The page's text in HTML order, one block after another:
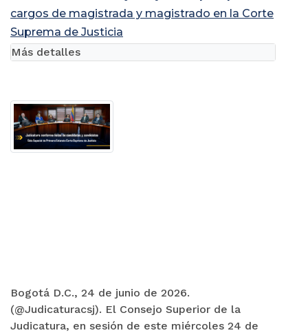
cargos de magistrada y magistrado en la Corte
Suprema de Justicia
Bogotá D.C., 24 de junio de 2026.
(@Judicaturacsj). El Consejo Superior de la
Judicatura, en sesión de este miércoles 24 de
Más detalles